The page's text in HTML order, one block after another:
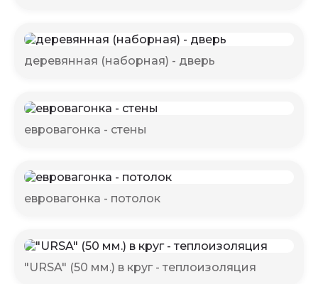
деревянная (наборная) - дверь
евровагонка - стены
евровагонка - потолок
"URSA" (50 мм.) в круг - теплоизоляция